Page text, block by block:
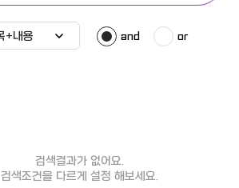
and or
검색결과가 없어요.
검색조건을 다르게 설정 해보세요.